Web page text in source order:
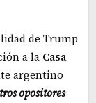
de Trump
a la Casa
argentino
opositores